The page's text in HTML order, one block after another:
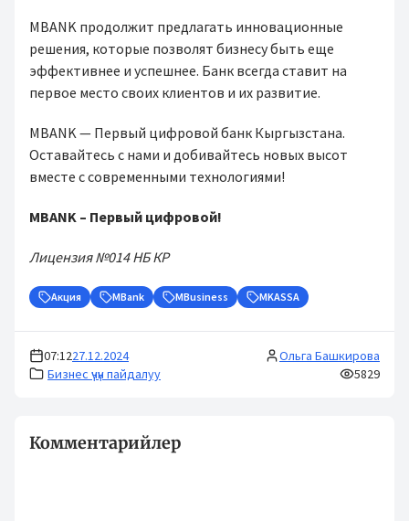
MBANK продолжит предлагать инновационные
решения, которые позволят бизнесу быть еще
эффективнее и успешнее. Банк всегда ставит на
первое место своих клиентов и их развитие.
MBANK — Первый цифровой банк Кыргызстана.
Оставайтесь с нами и добивайтесь новых высот
вместе с современными технологиями!
MBANK – Первый цифровой!
Лицензия №014 НБ КР
Акция MBank MBusiness MKASSA
07:1227.12.2024
Бизнес үчүн пайдалуу
Ольга Башкирова
5829
Комментарийлер